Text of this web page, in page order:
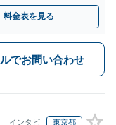
】【LINE相談
料金表を見る
でお問い合わせ
インタビ
東京都